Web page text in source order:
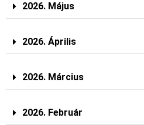
2026. Május
2026. Április
2026. Március
2026. Február